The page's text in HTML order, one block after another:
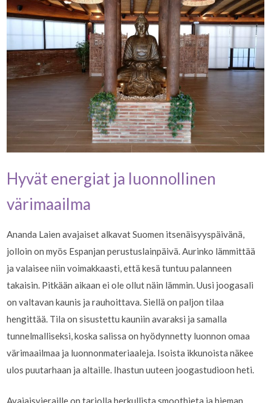
Hyvät energiat ja luonnollinen
värimaailma
Ananda Laien avajaiset alkavat Suomen itsenäisyyspäivänä,
jolloin on myös Espanjan perustuslainpäivä. Aurinko lämmittää
ja valaisee niin voimakkaasti, että kesä tuntuu palanneen
takaisin. Pitkään aikaan ei ole ollut näin lämmin. Uusi joogasali
on valtavan kaunis ja rauhoittava. Siellä on paljon tilaa
hengittää. Tila on sisustettu kauniin avaraksi ja samalla
tunnelmalliseksi, koska salissa on hyödynnetty luonnon omaa
värimaailmaa ja luonnonmateriaaleja. Isoista ikkunoista näkee
ulos puutarhaan ja altaille. Ihastun uuteen joogastudioon heti.
Avajaisvieraille on tarjolla herkullista smoothieta ja hieman